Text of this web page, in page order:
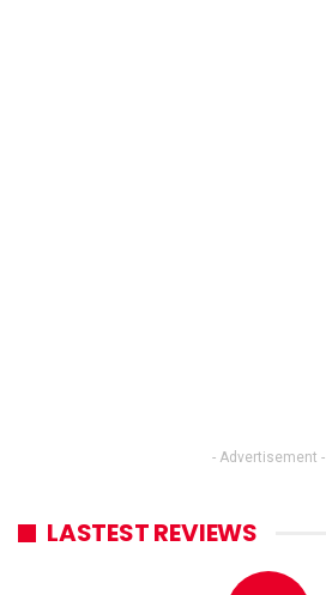
- Advertisement -
LASTEST REVIEWS